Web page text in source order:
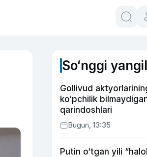
So‘nggi
Gollivud
ko‘pchilik
qarindoshlari
Bugun, 13:35
Putin o‘tgan yili